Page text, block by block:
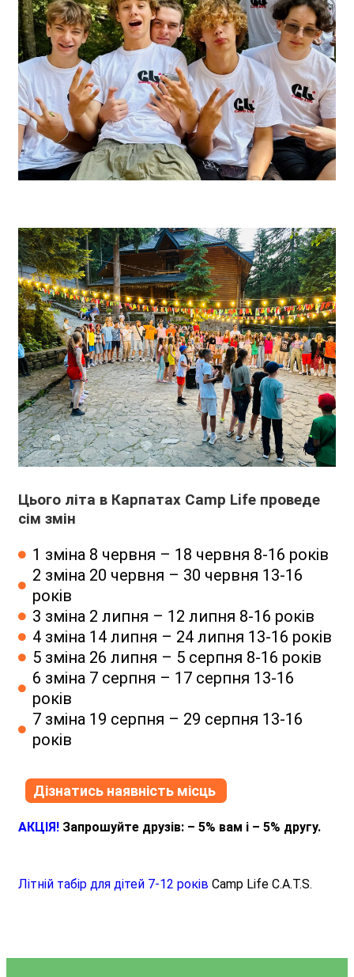
Цього літа в Карпатах Camp Life проведе
сім змін
1 зміна 8 червня – 18 червня 8-16 років
2 зміна 20 червня – 30 червня 13-16
років
3 зміна 2 липня – 12 липня 8-16 років
4 зміна 14 липня – 24 липня 13-16 років
5 зміна 26 липня – 5 серпня 8-16 років
6 зміна 7 серпня – 17 серпня 13-16
років
7 зміна 19 серпня – 29 серпня 13-16
років
Дізнатись наявність місць
АКЦІЯ! Запрошуйте друзів: – 5% вам і – 5% другу.
Літній табір для дітей 7-12 років Camp Life C.A.T.S.